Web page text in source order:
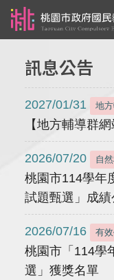
訊息公告
2027/01/31 地
【地方輔導群網
2026/07/20 自
桃園市114學年
試題甄選」成績
2026/07/16 有
桃園市「114學
選」獲獎名單